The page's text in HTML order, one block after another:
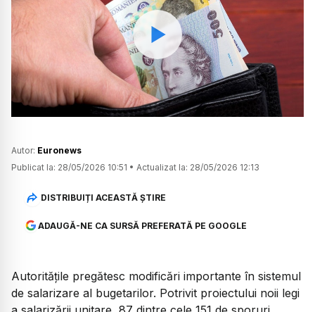
Watch
Autor: Euronews
Publicat la: 28/05/2026 10:51 • Actualizat la: 28/05/2026 12:13
DISTRIBUIȚI ACEASTĂ ȘTIRE
ADAUGĂ-NE CA SURSĂ PREFERATĂ PE GOOGLE
Autoritățile pregătesc modificări importante în sistemul
de salarizare al bugetarilor. Potrivit proiectului noii legi